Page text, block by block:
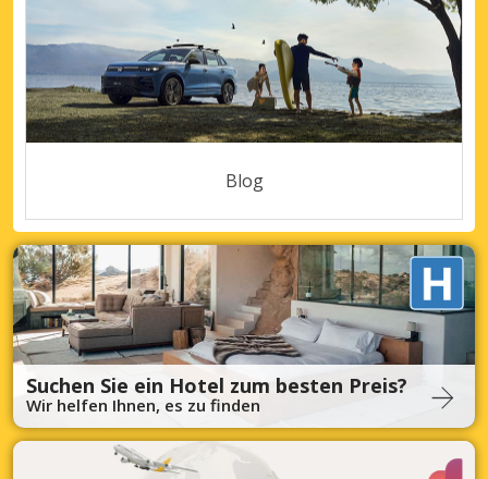
Blog
Suchen Sie ein Hotel zum besten Preis?
Wir helfen Ihnen, es zu finden